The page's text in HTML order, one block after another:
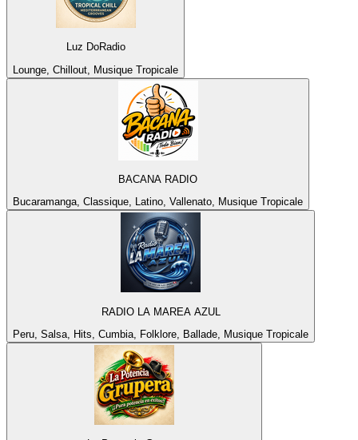
Luz DoRadio
Lounge, Chillout, Musique Tropicale
BACANA RADIO
Bucaramanga, Classique, Latino, Vallenato, Musique Tropicale
RADIO LA MAREA AZUL
Peru, Salsa, Hits, Cumbia, Folklore, Ballade, Musique Tropicale